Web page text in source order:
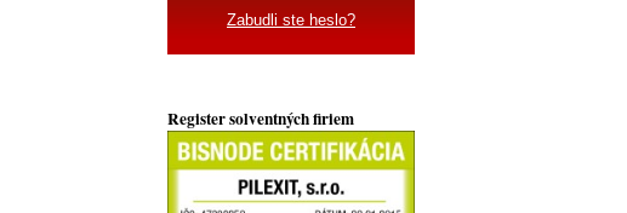
Zabudli ste heslo?
Register solventných firiem